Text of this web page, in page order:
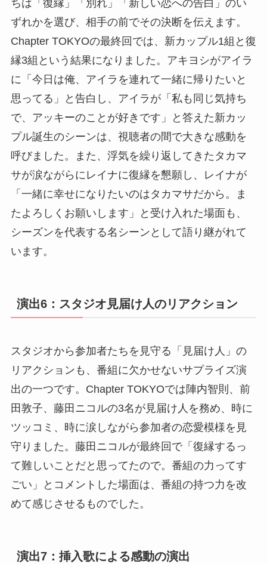
ちは「復縁」「別れ」「新しい恋への告白」のい
ずれかを選び、相手の前でその決断を伝えます。
Chapter TOKYOの最終回では、新カップル1組と復
縁3組という結果になりました。アキヨシがアイラ
に「今日は俺、アイラを連れて一緒に帰りたいと
思ってる」と告白し、アイラが「私も同じ気持ち
で、アッキーのことが好きです」と答えた新カッ
プル誕生のシーンは、視聴者の間で大きな感動を
呼びました。また、浮気を繰り返してきたタカマ
サが涙ながらにレイナに復縁を懇願し、レイナが
「一緒に幸せになりたいのはタカマサだから。ま
たよろしくお願いします」と受け入れた場面も、
シーズンを代表する名シーンとして語り継がれて
います。
演出6：スタジオ見届け人のリアクション
スタジオから参加者たちを見守る「見届け人」の
リアクションも、番組に欠かせないサプライズ演
出の一つです。Chapter TOKYOでは陣内智則、前
田敦子、藤田ニコルの3名が見届け人を務め、時に
ツッコミ、時に涙しながら参加者の恋愛模様を見
守りました。藤田ニコルが最終回で「復縁するっ
て難しいことだと思ってたので。番組の力ってす
ごい」とコメントした場面は、番組の持つ力を改
めて感じさせるものでした。
演出7：挿入歌による感動の演出